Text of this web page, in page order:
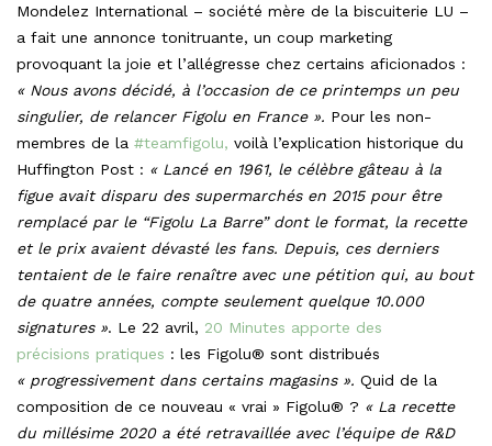
Mondelez International – société mère de la biscuiterie LU –
a fait une annonce tonitruante, un coup marketing
provoquant la joie et l’allégresse chez certains aficionados :
« Nous avons décidé, à l’occasion de ce printemps un peu
singulier, de relancer Figolu en France ». Pour les non-
membres de la #teamfigolu, voilà l’explication historique du
Huffington Post : « Lancé en 1961, le célèbre gâteau à la
figue avait disparu des supermarchés en 2015 pour être
remplacé par le “Figolu La Barre” dont le format, la recette
et le prix avaient dévasté les fans. Depuis, ces derniers
tentaient de le faire renaître avec une pétition qui, au bout
de quatre années, compte seulement quelque 10.000
signatures ». Le 22 avril, 20 Minutes apporte des
précisions pratiques : les Figolu® sont distribués
« progressivement dans certains magasins ». Quid de la
composition de ce nouveau « vrai » Figolu® ? « La recette
du millésime 2020 a été retravaillée avec l’équipe de R&D